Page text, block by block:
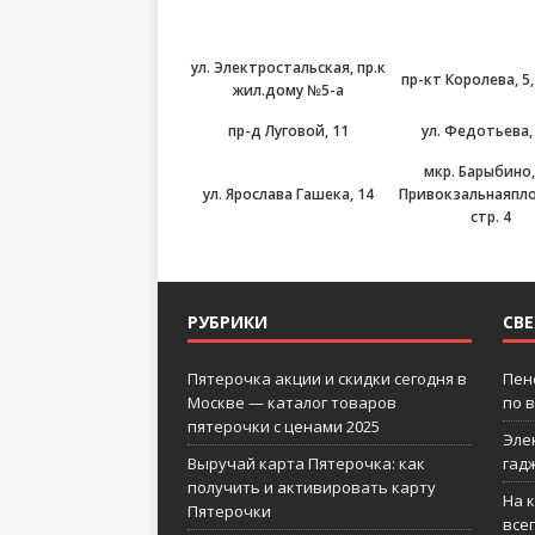
ул. Электростальская, пр.к
жил.дому №5-а
пр-кт Королева,
пр-д Луговой, 11 ул. Федотьева,
ул. Ярослава Гашека, 14
мкр. Барыбино,
стр. 4
РУБРИКИ
Пятерочка акции и скидки сегодня в
Москве — каталог товаров
пятерочки с ценами 2025
Выручай карта Пятерочка: как
получить и активировать карту
Пятерочки
по
На